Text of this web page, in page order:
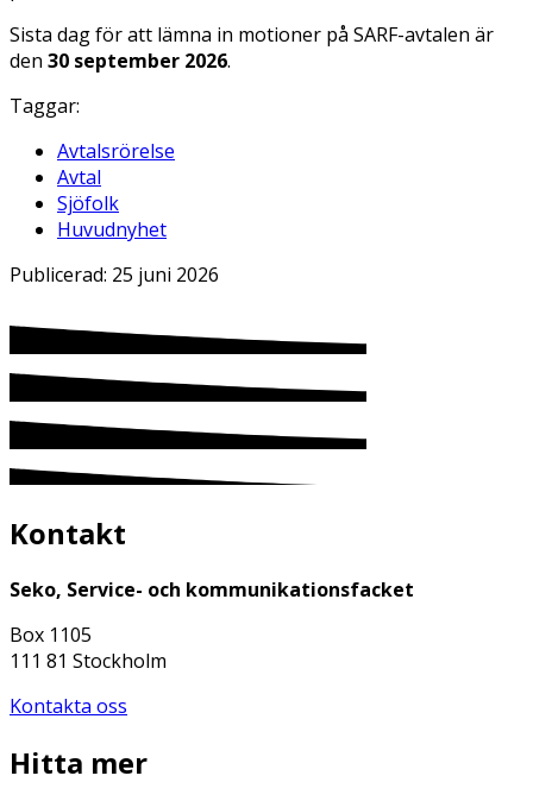
Sista dag för att lämna in motioner på SARF-avtalen är
den 30 september 2026.
Taggar:
Avtalsrörelse
Avtal
Sjöfolk
Huvudnyhet
Publicerad: 25 juni 2026
Kontakt
Seko, Service- och kommunikationsfacket
Box 1105
111 81 Stockholm
Kontakta oss
Hitta mer